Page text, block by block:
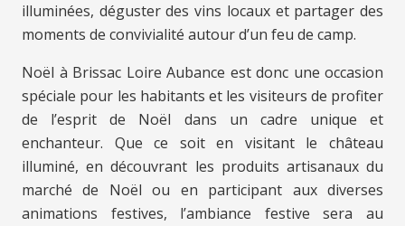
illuminées, déguster des vins locaux et partager des
moments de convivialité autour d’un feu de camp.
Noël à Brissac Loire Aubance est donc une occasion
spéciale pour les habitants et les visiteurs de profiter
de l’esprit de Noël dans un cadre unique et
enchanteur. Que ce soit en visitant le château
illuminé, en découvrant les produits artisanaux du
marché de Noël ou en participant aux diverses
animations festives, l’ambiance festive sera au